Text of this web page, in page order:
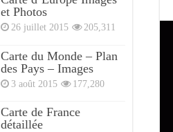
et Photos
26 juillet 2015 205,311
Carte du Monde – Plan
des Pays – Images
3 août 2015 177,280
Carte de France
détaillée